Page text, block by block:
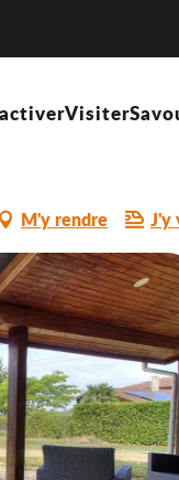
Visiter
M'y rendre J'y